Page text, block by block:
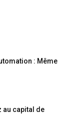
: Même
au capital de